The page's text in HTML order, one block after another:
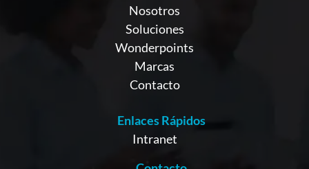
Nosotros
Soluciones
Wonderpoints
Marcas
Contacto
Enlaces Rápidos
Intranet